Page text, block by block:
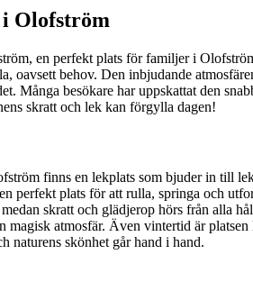
i Olofström
en perfekt plats för familjer i
behov. Den inbjudande
Många besökare har uppskattat den
skratt och lek kan förgylla dagen!
finns en lekplats som bjuder in till
perfekt plats för att rulla, springa och
skratt och glädjerop hörs från alla
magisk atmosfär. Även vintertid är
naturens skönhet går hand i hand.